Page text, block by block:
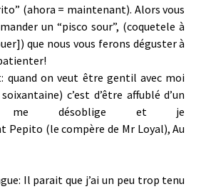
(ahora = maintenant). Alors vous
un “pisco sour”, (coquetele à
que nous vous ferons déguster à
quand on veut être gentil avec moi
c’est d’être affublé d’un
me désoblige et je
Pepito (le compère de Mr Loyal), Au
Il parait que j’ai un peu trop tenu